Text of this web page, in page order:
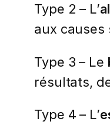
Type 2 – L’
aux causes
Type 3 – Le
résultats,
Type 4 – L’